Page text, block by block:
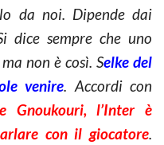
da noi. Dipende dai
dice sempre che uno
non è così. Selke del
venire. Accordi con
Gnoukouri, l’Inter è
con il giocatore.